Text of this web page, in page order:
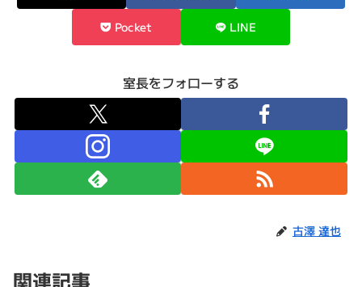
Pocket LINE
室長をフォローする
古澤 達也
関連記事